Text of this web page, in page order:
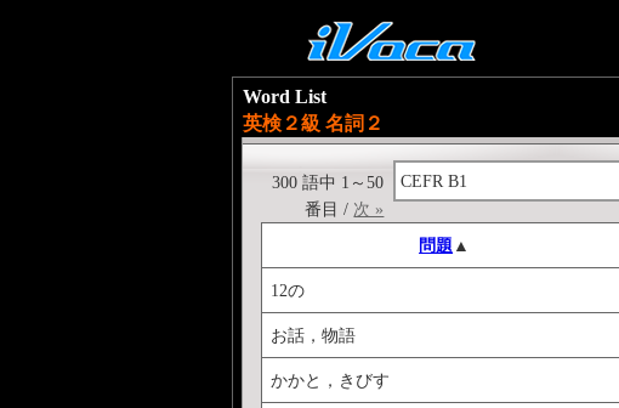
Word List
英検２級 名詞２
CEFR B1
300 語中 1～50
番目 / 次 »
問題 ▲
12の
お話，物語
かかと，きびす